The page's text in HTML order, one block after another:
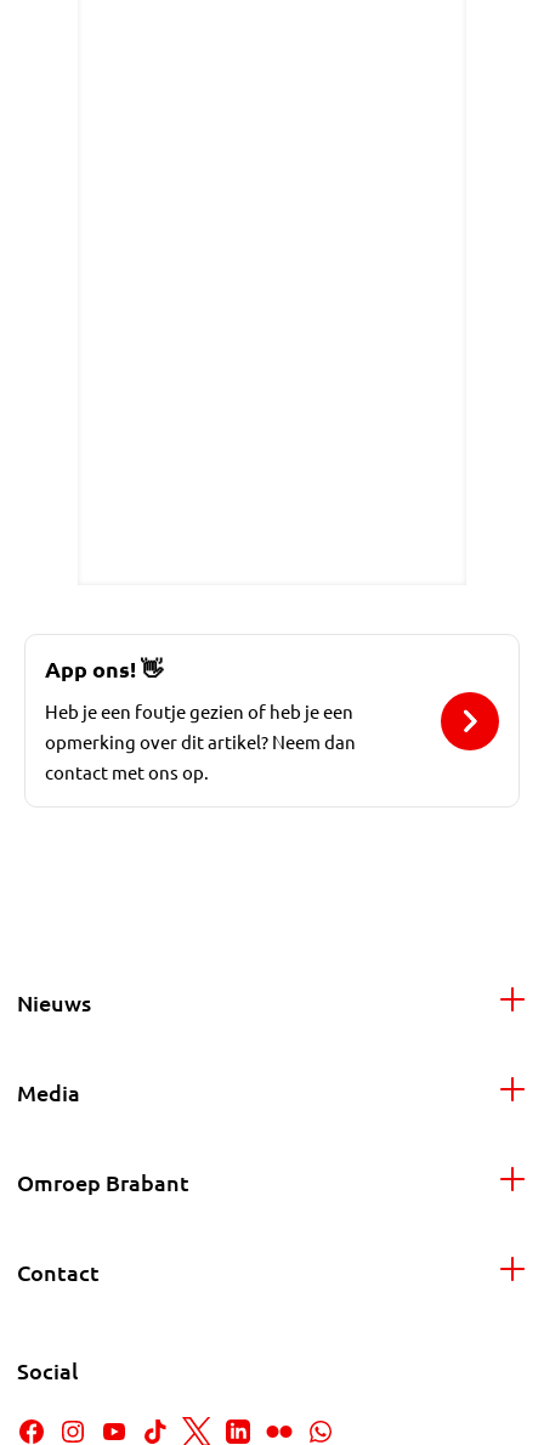
App ons!👋
Heb je een foutje gezien of heb je een
opmerking over dit artikel? Neem dan
contact met ons op.
Nieuws
Media
Omroep Brabant
Contact
Social